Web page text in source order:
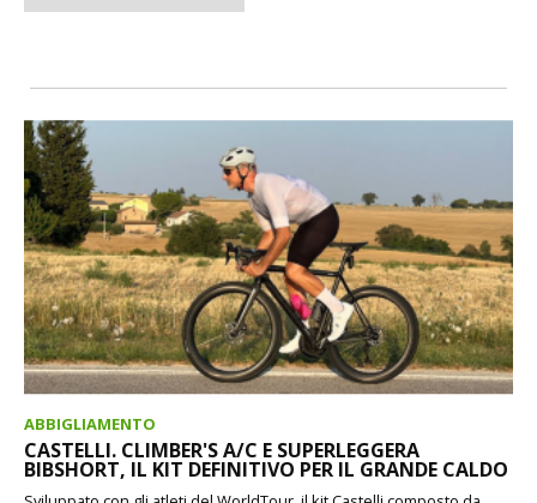
ABBIGLIAMENTO
CASTELLI. CLIMBER'S A/C E SUPERLEGGERA
BIBSHORT, IL KIT DEFINITIVO PER IL GRANDE CALDO